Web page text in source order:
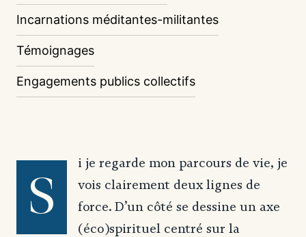
Incarnations méditantes-militantes
Témoignages
Engagements publics collectifs
S
i je regarde mon parcours de vie, je
vois clairement deux lignes de
force. D’un côté se dessine un axe
(éco)spirituel centré sur la